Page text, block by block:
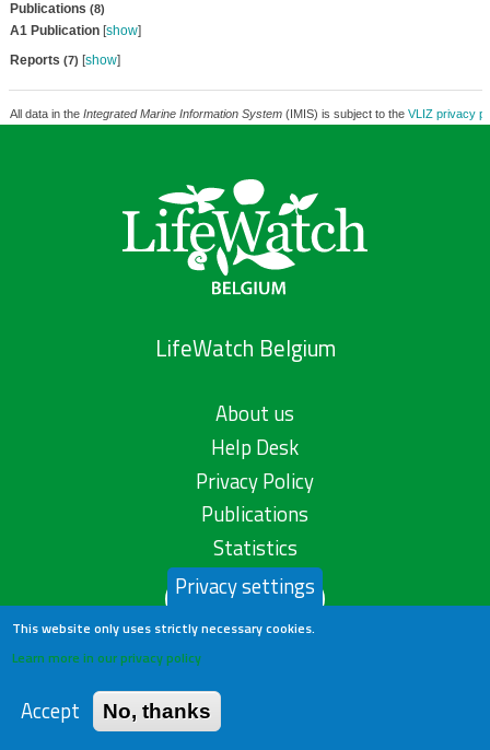
Publications (8)
A1 Publication[show]
Reports (7) [show]
All data in the Integrated Marine Information System(IMIS) is subject to the VLIZ privacy
LifeWatch Belgium
About us
Help Desk
Privacy Policy
Publications
Statistics
Contact us
Privacy settings
This website only uses strictly necessary cookies.
Learn more in our privacy policy
Accept No, thanks